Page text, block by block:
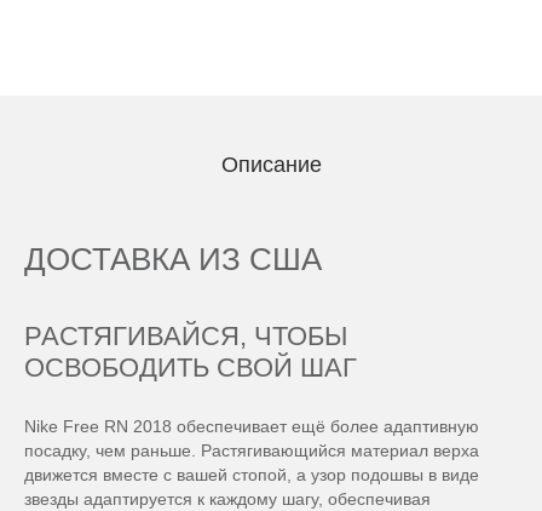
Описание
ДОСТАВКА ИЗ США
РАСТЯГИВАЙСЯ, ЧТОБЫ
ОСВОБОДИТЬ СВОЙ ШАГ
Nike Free RN 2018 обеспечивает ещё более адаптивную
посадку, чем раньше. Растягивающийся материал верха
движется вместе с вашей стопой, а узор подошвы в виде
звезды адаптируется к каждому шагу, обеспечивая